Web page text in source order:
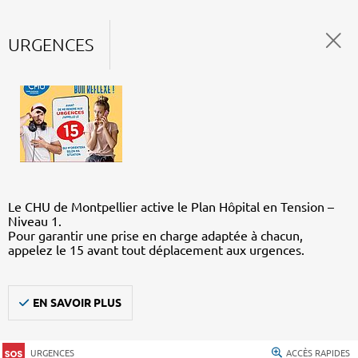
URGENCES
Le CHU de Montpellier active le Plan Hôpital en Tension –
Niveau 1.
Pour garantir une prise en charge adaptée à chacun,
appelez le 15 avant tout déplacement aux urgences.
EN SAVOIR PLUS
URGENCES ACCÈS RAPIDES